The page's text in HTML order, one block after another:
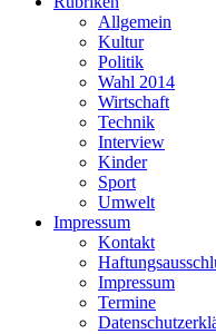
Allgemein
Kultur
Politik
Wahl 2014
Wirtschaft
Technik
Interview
Kinder
Sport
Umwelt
Impressum
Kontakt
Impressum
Termine